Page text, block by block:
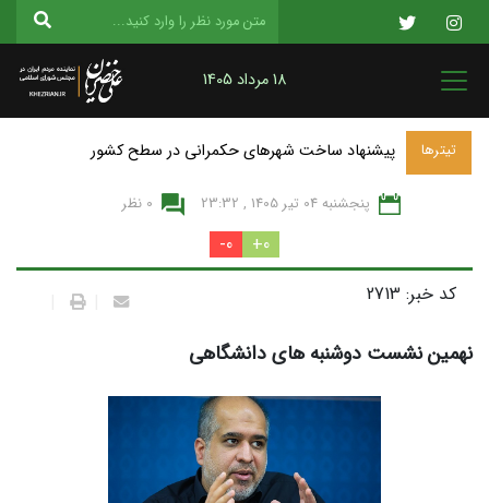
18 مرداد 1405
تیترها پیشنهاد ساخت شهرهای حکمرانی در سطح کشور
پنجشنبه 04 تير 1405 , 23:32 0 نظر
0+
0-
کد خبر: 2713
نهمین نشست دوشنبه های دانشگاهی